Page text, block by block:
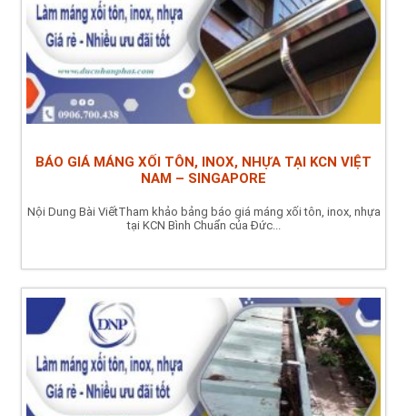
BÁO GIÁ MÁNG XỐI TÔN, INOX, NHỰA TẠI KCN VIỆT
NAM – SINGAPORE
Nội Dung Bài ViếtTham khảo bảng báo giá máng xối tôn, inox, nhựa
tại KCN Bình Chuẩn của Đức...